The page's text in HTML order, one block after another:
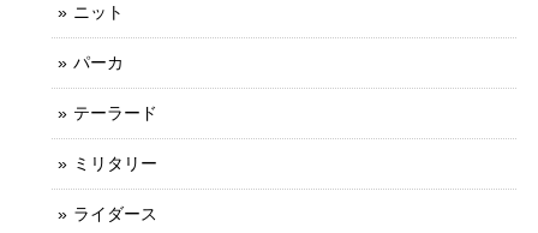
ニット
パーカ
テーラード
ミリタリー
ライダース